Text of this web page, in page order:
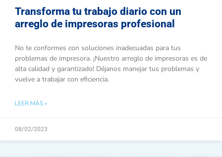
Transforma tu trabajo diario con un
arreglo de impresoras profesional
No te conformes con soluciones inadecuadas para tus
problemas de impresora. ¡Nuestro arreglo de impresoras es de
alta calidad y garantizado! Déjanos manejar tus problemas y
vuelve a trabajar con eficiencia.
LEER MÁS »
08/02/2023